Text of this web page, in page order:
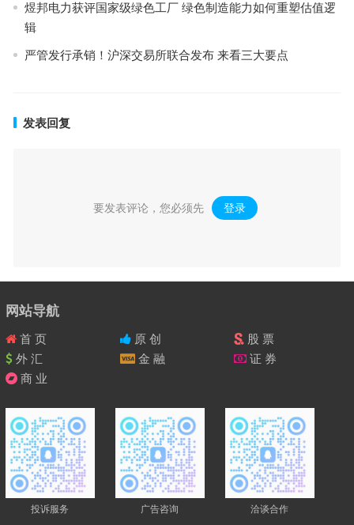
煜邦电力获评国家级绿色工厂 绿色制造能力如何重塑估值逻
辑
严管发行承销！沪深交易所联合发布 来看三大要点
发表回复
要发表评论，您必须先 登录 。
网站导航
首 页 原 创
股 票
外 汇
金 融
证 券
商 业
投诉服务 广告咨询 洽谈合作